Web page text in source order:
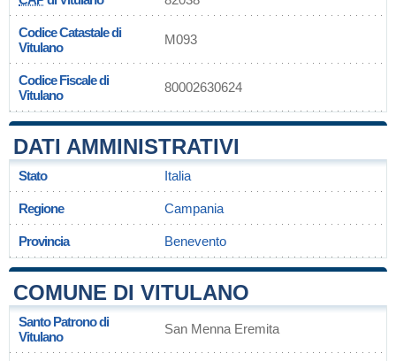
Codice Catastale di
Vitulano
M093
Codice Fiscale di
Vitulano
80002630624
DATI AMMINISTRATIVI
Stato Italia
Regione Campania
Provincia Benevento
COMUNE DI VITULANO
Santo Patrono di
Vitulano
San Menna Eremita